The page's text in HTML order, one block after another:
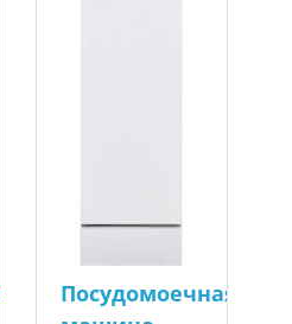
Посудомоечная